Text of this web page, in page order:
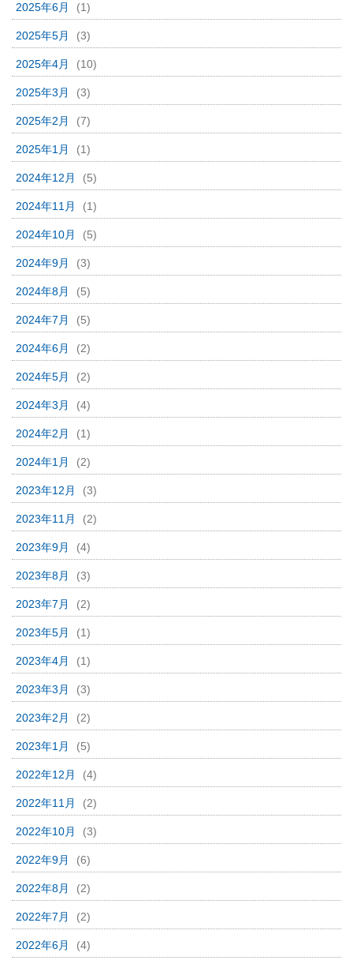
2025年6月 (1)
2025年5月 (3)
2025年4月 (10)
2025年3月 (3)
2025年2月 (7)
2025年1月 (1)
2024年12月 (5)
2024年11月 (1)
2024年10月 (5)
2024年9月 (3)
2024年8月 (5)
2024年7月 (5)
2024年6月 (2)
2024年5月 (2)
2024年3月 (4)
2024年2月 (1)
2024年1月 (2)
2023年12月 (3)
2023年11月 (2)
2023年9月 (4)
2023年8月 (3)
2023年7月 (2)
2023年5月 (1)
2023年4月 (1)
2023年3月 (3)
2023年2月 (2)
2023年1月 (5)
2022年12月 (4)
2022年11月 (2)
2022年10月 (3)
2022年9月 (6)
2022年8月 (2)
2022年7月 (2)
2022年6月 (4)